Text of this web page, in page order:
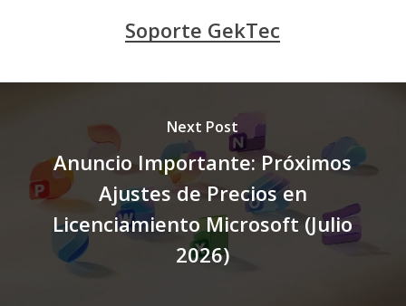
Soporte GekTec
Next Post
Anuncio Importante: Próximos
Ajustes de Precios en
Licenciamiento Microsoft (Julio
2026)